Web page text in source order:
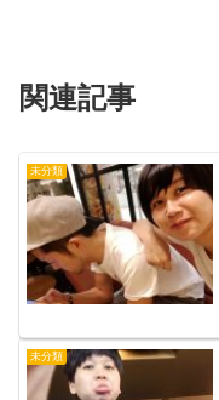
関連記事
未分類
未分類